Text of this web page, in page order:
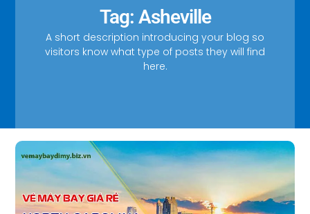
Tag: Asheville
A short description introducing your blog so
visitors know what type of posts they will find
here.